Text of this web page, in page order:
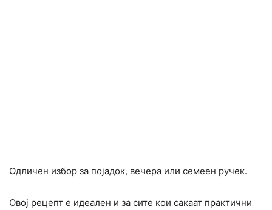
Одличен избор за појадок, вечера или семеен ручек.
Овој рецепт е идеален и за сите кои сакаат практични